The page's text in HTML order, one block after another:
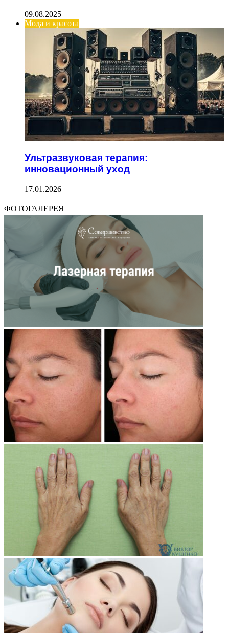
09.08.2025
Мода и красота
Ультразвуковая терапия:
инновационный уход
17.01.2026
ФОТОГАЛЕРЕЯ